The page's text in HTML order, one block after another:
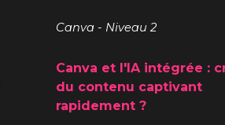
Canva - Niveau 2
Canva et l'IA intégrée :
du contenu captivant
rapidement ?